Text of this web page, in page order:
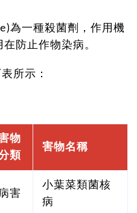
為一種殺菌劑，作用機
防止作物染病。
所示：
物
類
害物名稱
害
小葉菜類菌核
病